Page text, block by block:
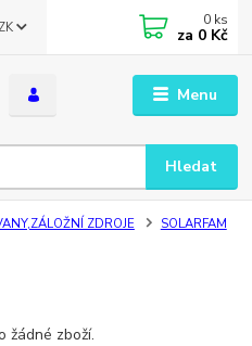
Menu
Hledat
0 ks
za 0 Kč
ZDROJE
SOLARFAM
žádné zboží.